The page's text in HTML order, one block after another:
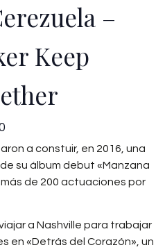
–
Keep
a constuir, en 2016, una
su álbum debut «Manzana
más de 200 actuaciones por
a Nashville para trabajar
en «Detrás del Corazón», un